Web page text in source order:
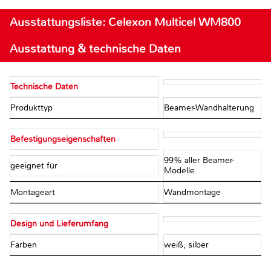
Ausstattungsliste: Celexon Multicel WM800
Ausstattung & technische Daten
Technische Daten
Produkttyp Beamer-Wandhalterung
Befestigungseigenschaften
geeignet für
99% aller Beamer-
Modelle
Montageart Wandmontage
Design und Lieferumfang
Farben weiß, silber